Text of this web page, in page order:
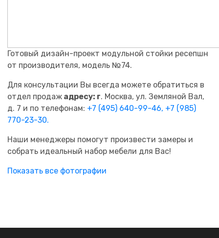
Готовый дизайн-проект модульной стойки ресепшн
от производителя, модель №74.
Для консультации Вы всегда можете обратиться в
отдел продаж адресу: г. Москва, ул. Земляной Вал,
д. 7 и по телефонам: +7 (495) 640-99-46, +7 (985)
770-23-30.
Наши менеджеры помогут произвести замеры и
собрать идеальный набор мебели для Вас!
Показать все фотографии